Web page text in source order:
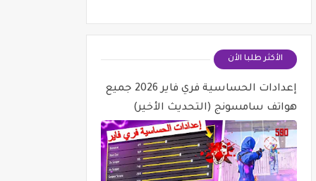
الأكثر طلبا الأن
إعدادات الحساسية فري فاير 2026 جميع
هواتف سامسونج (التحديث الأخير)